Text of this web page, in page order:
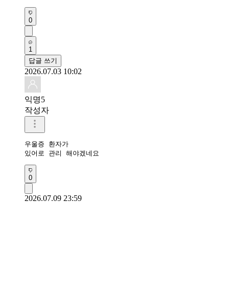
0
1
답글 쓰기
2026.07.03 10:02
익명5
작성자
우울증 환자가
있어로 관리 해야겠네요
0
2026.07.09 23:59